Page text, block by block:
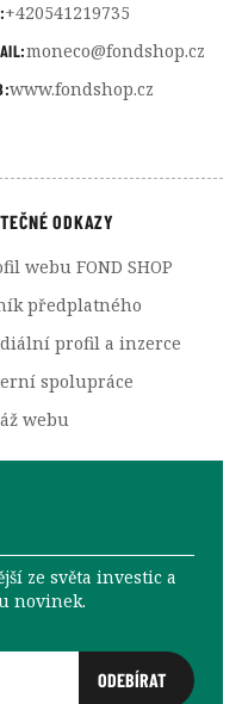
+420541219735
moneco@fondshop.cz
www.fondshop.cz
ODKAZY
webu FOND SHOP
předplatného
profil a inzerce
spolupráce
webu
ze světa investic a
novinek.